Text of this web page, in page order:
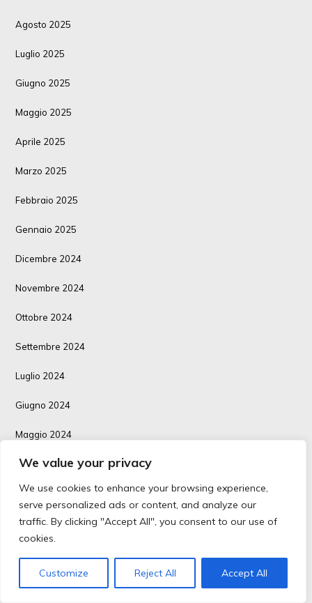
We value your privacy
We use cookies to enhance your browsing experience,
serve personalized ads or content, and analyze our
traffic. By clicking "Accept All", you consent to our use of
cookies.
Customize Reject All Accept All
Agosto 2025
Luglio 2025
Giugno 2025
Maggio 2025
Aprile 2025
Marzo 2025
Febbraio 2025
Gennaio 2025
Dicembre 2024
Novembre 2024
Ottobre 2024
Settembre 2024
Luglio 2024
Giugno 2024
Maggio 2024
Aprile 2024
Marzo 2024
Febbraio 2024